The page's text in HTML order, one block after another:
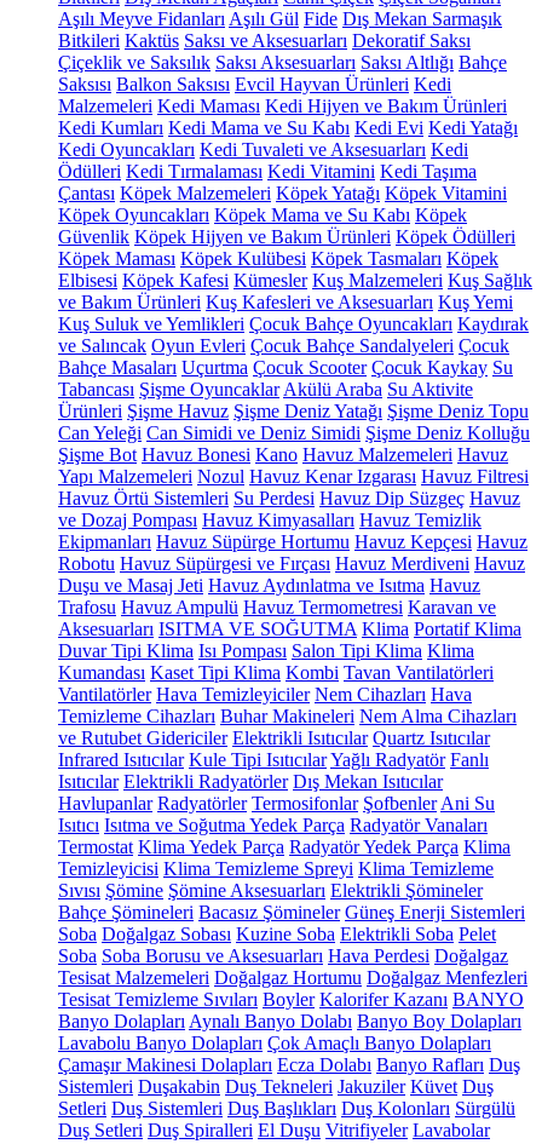
Aşılı Meyve Fidanları Aşılı Gül Fide Dış Mekan Sarmaşık
Bitkileri Kaktüs Saksı ve Aksesuarları Dekoratif Saksı
Çiçeklik ve Saksılık Saksı Aksesuarları Saksı Altlığı Bahçe
Saksısı Balkon Saksısı Evcil Hayvan Ürünleri Kedi
Malzemeleri Kedi Maması Kedi Hijyen ve Bakım Ürünleri
Kedi Kumları Kedi Mama ve Su Kabı Kedi Evi Kedi Yatağı
Kedi Oyuncakları Kedi Tuvaleti ve Aksesuarları Kedi
Ödülleri Kedi Tırmalaması Kedi Vitamini Kedi Taşıma
Çantası Köpek Malzemeleri Köpek Yatağı Köpek Vitamini
Köpek Oyuncakları Köpek Mama ve Su Kabı Köpek
Güvenlik Köpek Hijyen ve Bakım Ürünleri Köpek Ödülleri
Köpek Maması Köpek Kulübesi Köpek Tasmaları Köpek
Elbisesi Köpek Kafesi Kümesler Kuş Malzemeleri Kuş Sağlık
ve Bakım Ürünleri Kuş Kafesleri ve Aksesuarları Kuş Yemi
Kuş Suluk ve Yemlikleri Çocuk Bahçe Oyuncakları Kaydırak
ve Salıncak Oyun Evleri Çocuk Bahçe Sandalyeleri Çocuk
Bahçe Masaları Uçurtma Çocuk Scooter Çocuk Kaykay Su
Tabancası Şişme Oyuncaklar Akülü Araba Su Aktivite
Ürünleri Şişme Havuz Şişme Deniz Yatağı Şişme Deniz Topu
Can Yeleği Can Simidi ve Deniz Simidi Şişme Deniz Kolluğu
Şişme Bot Havuz Bonesi Kano Havuz Malzemeleri Havuz
Yapı Malzemeleri Nozul Havuz Kenar Izgarası Havuz Filtresi
Havuz Örtü Sistemleri Su Perdesi Havuz Dip Süzgeç Havuz
ve Dozaj Pompası Havuz Kimyasalları Havuz Temizlik
Ekipmanları Havuz Süpürge Hortumu Havuz Kepçesi Havuz
Robotu Havuz Süpürgesi ve Fırçası Havuz Merdiveni Havuz
Duşu ve Masaj Jeti Havuz Aydınlatma ve Isıtma Havuz
Trafosu Havuz Ampulü Havuz Termometresi Karavan ve
Aksesuarları ISITMA VE SOĞUTMA Klima Portatif Klima
Duvar Tipi Klima Isı Pompası Salon Tipi Klima Klima
Kumandası Kaset Tipi Klima Kombi Tavan Vantilatörleri
Vantilatörler Hava Temizleyiciler Nem Cihazları Hava
Temizleme Cihazları Buhar Makineleri Nem Alma Cihazları
ve Rutubet Gidericiler Elektrikli Isıtıcılar Quartz Isıtıcılar
Infrared Isıtıcılar Kule Tipi IsıtıcılarYağlı Radyatör Fanlı
Isıtıcılar Elektrikli Radyatörler Dış Mekan Isıtıcılar
Havlupanlar Radyatörler Termosifonlar Şofbenler Ani Su
Isıtıcı Isıtma ve Soğutma Yedek Parça Radyatör Vanaları
Termostat Klima Yedek Parça Radyatör Yedek Parça Klima
Temizleyicisi Klima Temizleme Spreyi Klima Temizleme
Sıvısı Şömine Şömine Aksesuarları Elektrikli Şömineler
Bahçe Şömineleri Bacasız Şömineler Güneş Enerji Sistemleri
Soba Doğalgaz Sobası Kuzine Soba Elektrikli Soba Pelet
Soba Soba Borusu ve Aksesuarları Hava Perdesi Doğalgaz
Tesisat Malzemeleri Doğalgaz Hortumu Doğalgaz Menfezleri
Tesisat Temizleme Sıvıları Boyler Kalorifer Kazanı BANYO
Banyo Dolapları Aynalı Banyo Dolabı Banyo Boy Dolapları
Lavabolu Banyo Dolapları Çok Amaçlı Banyo Dolapları
Çamaşır Makinesi Dolapları Ecza Dolabı Banyo Rafları Duş
Sistemleri Duşakabin Duş Tekneleri Jakuziler Küvet Duş
Setleri Duş Sistemleri Duş Başlıkları Duş Kolonları Sürgülü
Duş Setleri Duş Spiralleri El Duşu Vitrifiyeler Lavabolar